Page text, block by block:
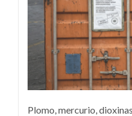
Plomo, mercurio,